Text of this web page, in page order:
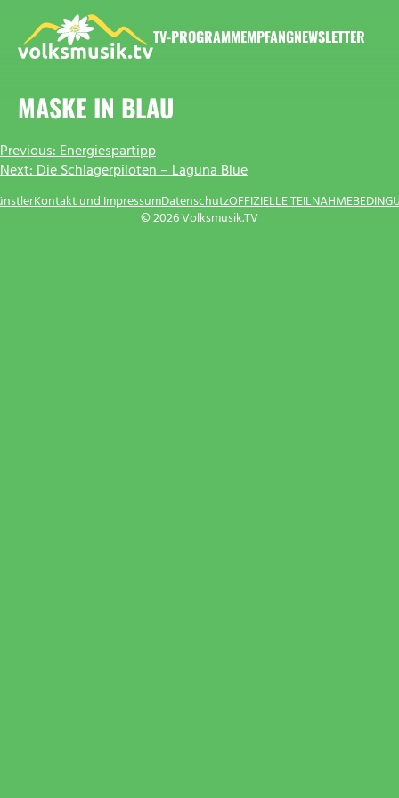
Inhalt
springen
TV-PROGRAMMEMPFANGNEWSLETTER
MASKE IN BLAU
BEITRAGSNAVIGATION
Previous:Energiespartipp
Next:Die Schlagerpiloten – Laguna Blue
© 2026 Volksmusik.TV
Kontakt und ImpressumDatenschutzOFFIZIELLE